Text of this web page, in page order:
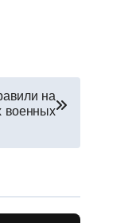
на
военных